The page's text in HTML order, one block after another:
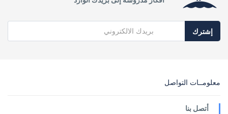
إشترك
معلومــات التواصل
أتصل بنا